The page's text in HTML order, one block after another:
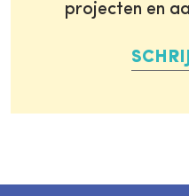
projecten en